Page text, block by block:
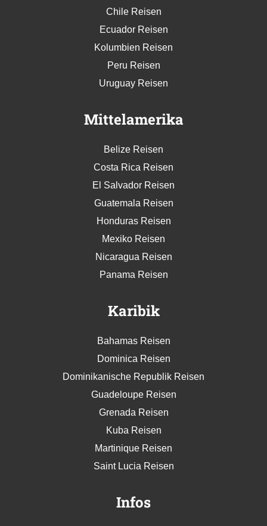
Chile Reisen
Ecuador Reisen
Kolumbien Reisen
Peru Reisen
Uruguay Reisen
Mittelamerika
Belize Reisen
Costa Rica Reisen
El Salvador Reisen
Guatemala Reisen
Honduras Reisen
Mexiko Reisen
Nicaragua Reisen
Panama Reisen
Karibik
Bahamas Reisen
Dominica Reisen
Dominikanische Republik Reisen
Guadeloupe Reisen
Grenada Reisen
Kuba Reisen
Martinique Reisen
Saint Lucia Reisen
Infos